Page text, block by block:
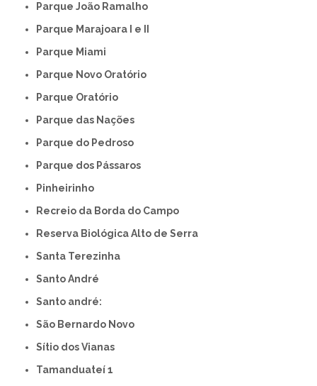
Parque João Ramalho
Parque Marajoara I e II
Parque Miami
Parque Novo Oratório
Parque Oratório
Parque das Nações
Parque do Pedroso
Parque dos Pássaros
Pinheirinho
Recreio da Borda do Campo
Reserva Biológica Alto de Serra
Santa Terezinha
Santo André
Santo andré:
São Bernardo Novo
Sítio dos Vianas
Tamanduateí 1